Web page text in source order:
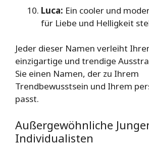
Luca: Ein cooler und
für Liebe und Helligkeit
Jeder dieser Namen verleiht
einzigartige und trendige
Sie einen Namen, der zu Ihrem
Trendbewusstsein und Ihrem
passt.
Außergewöhnliche
Individualisten